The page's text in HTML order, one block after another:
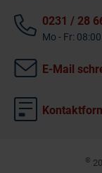
0231 / 28
Mo - Fr:
E-Mail
©